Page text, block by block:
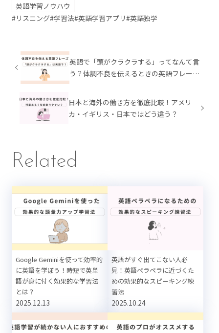
英語学習ノウハウ
#リスニング#学習法#英語学習アプリ#英語独学
英語で「頭がクラクラする」ってなんて言
う？体調不良を伝えるときの英語フレーズ
日本と海外の働き方を徹底比較！アメリ
カ・イギリス・日本ではどう違う？
Related
Google Geminiを使って効率的
に英語を学ぼう！時短で英単
語が身に付く効果的な学習法
とは？
2025.12.13
英語がすぐ出てこない人必
見！英語ペラペラに近づくた
めの効果的なスピーキング練
習法
2025.10.24